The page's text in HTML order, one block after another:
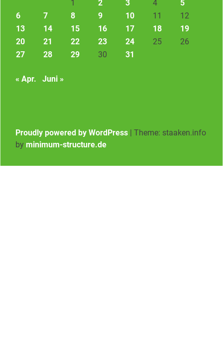
1
2 3 4
5
6
7 8 9 10 11
12
13
14 15 16 17 18
19
20
21 22 23 24 25
26
27
28 29 30 31
« Apr. Juni »
Proudly powered by WordPress | Theme: staaken.info
by minimum-structure.de